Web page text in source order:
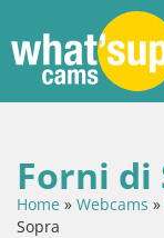
Forni di
Home » Webcams »
Sopra